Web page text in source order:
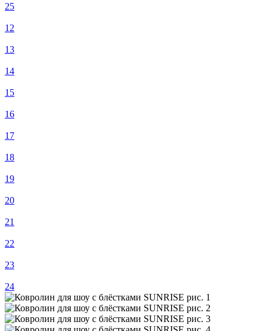
25
12
13
14
15
16
17
18
19
20
21
22
23
24